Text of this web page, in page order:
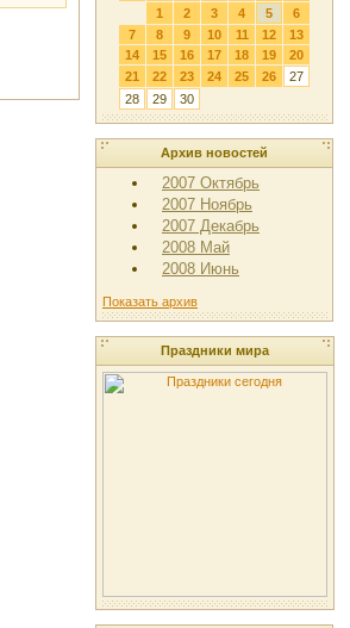
1
2 3 4 5
6
7
8 9 10 11 12
13
14
15 16 17 18 19
20
21
22 23 24 25 26
27
28
29 30
Архив новостей
2007 Октябрь
2007 Ноябрь
2007 Декабрь
2008 Май
2008 Июнь
Показать архив
Праздники мира